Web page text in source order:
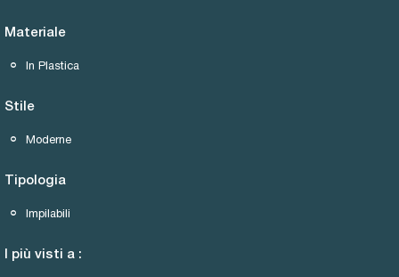
Materiale
In Plastica
Stile
Moderne
Tipologia
Impilabili
I più visti a :